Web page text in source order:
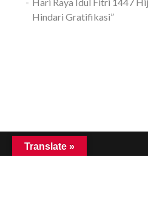
Hindari Gratifikasi”
Translate »